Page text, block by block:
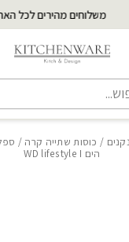
משלוחים מהירים לכל הארץ
/ כוסות שתייה קרה
הים WD lifestyle I